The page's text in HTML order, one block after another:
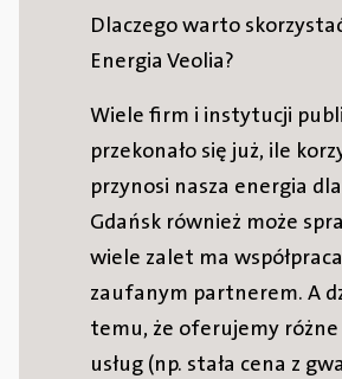
Dlaczego warto
Energia Veolia?
Wiele firm i instytucji
przekonało się już, ile
przynosi nasza energia
Gdańsk również może
wiele zalet ma
zaufanym partnerem. A
temu, że oferujemy różne
usług (np. stała cena z